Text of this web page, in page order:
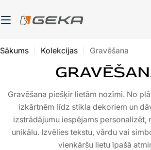
uz
Sākums Kolekcijas Gravēšana
Gravēšana piešķir lietām nozīmi. No
izkārtnēm līdz stikla dekoriem un
izstrādājumu iespējams personalizēt,
unikālu. Izvēlies tekstu, vārdu vai
vienkāršu lietu īpašā